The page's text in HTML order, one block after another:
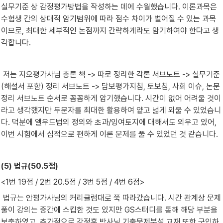
실무기준 상 감정평가방법을 작성하는 데에 수월했습니다. 이론과목은
수험생 간의 상대적 암기범위에 따라 점수 차이가 벌어질 수 있는 과목
이므로, 최대한 세부적인 논점까지 간략하게라도 암기하여야 한다고 생
각합니다.
(해설서 포함) 정리 서브노트 -> 담보평가지침, 토보침, 사회 이슈, 논문
정리 서브노트 순서로 꼼꼼하게 암기했습니다. 시간이 없어 어려울 것이
라고 생각했지만 두문자를 최대한 활용하여 얕고 넓게 외울 수 있었습니
다. 덕분에 엘우드법의 정의와 초과/잉여토지에 대해서도 외우고 있어,
이번 시험에서 심적으로 편하게 이론 문제를 풀 수 있었던 것 같습니다.
(5) 법규(50.5점)
<1번 19점 / 2번 20.5점 / 3번 5점 / 4번 6점>
풀이 강의는 중간에 스킵한 것도 있지만 GS스터디를 통해 해당 부분을